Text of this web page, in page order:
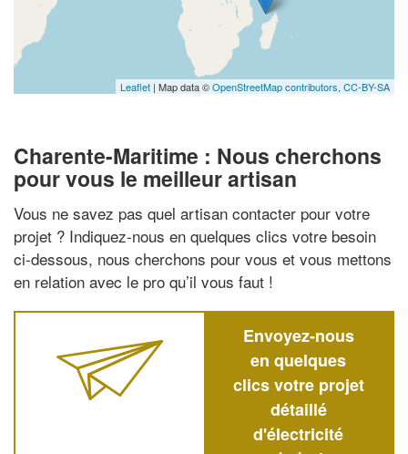
Leaflet | Map data ©OpenStreetMap contributors, CC-BY-SA
Charente-Maritime : Nous cherchons
pour vous le meilleur artisan
Vous ne savez pas quel artisan contacter pour votre
projet ? Indiquez-nous en quelques clics votre besoin
ci-dessous, nous cherchons pour vous et vous mettons
en relation avec le pro qu’il vous faut !
Envoyez-nous
en quelques
clics votre projet
détaillé
d'électricité